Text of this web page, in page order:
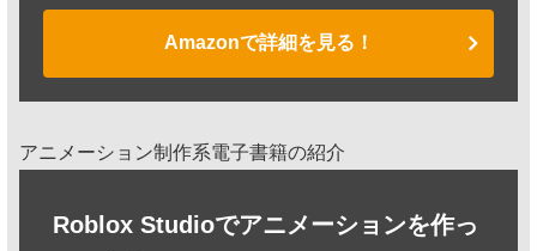
Amazonで詳細を見る！
アニメーション制作系電子書籍の紹介
Roblox Studioでアニメーションを作っ